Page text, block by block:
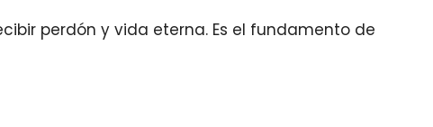
perdón y vida eterna. Es el fundamento de